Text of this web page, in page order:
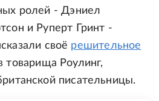
ролей - Дэниел
и Руперт Гринт -
своё решительное
товарища Роулинг,
писательницы.